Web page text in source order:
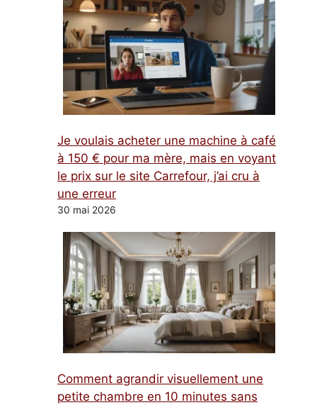
Je voulais acheter une machine à café
à 150 € pour ma mère, mais en voyant
le prix sur le site Carrefour, j’ai cru à
une erreur
30 mai 2026
Comment agrandir visuellement une
petite chambre en 10 minutes sans